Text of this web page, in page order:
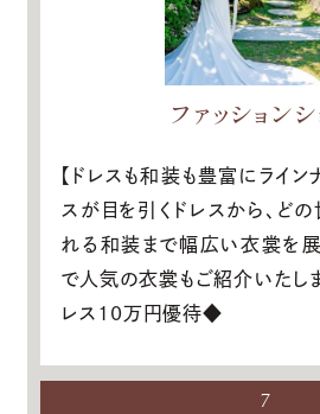
ファッション
【ドレスも和装も豊富にライン
スが目を引くドレスから、ど
れる和装まで幅広い衣裳を
で人気の衣裳もご紹介いたし
レス10万円優待◆
7